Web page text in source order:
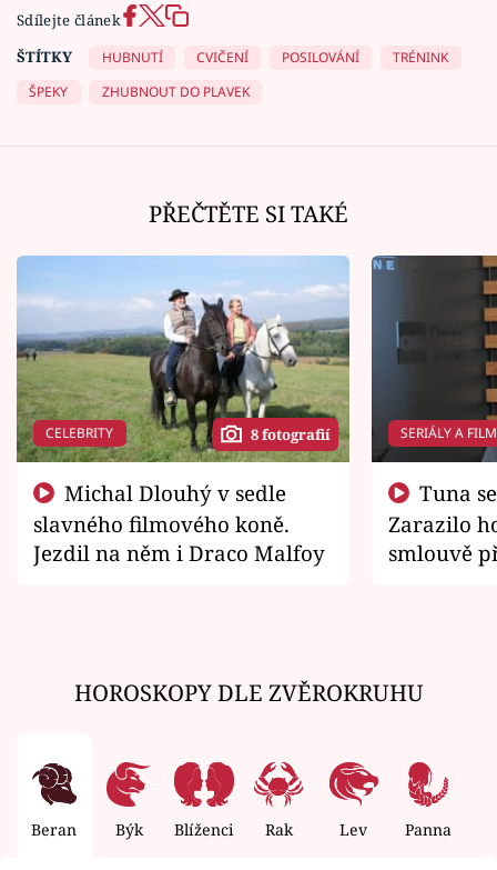
Sdílejte článek
ŠTÍTKY
HUBNUTÍ CVIČENÍ POSILOVÁNÍ
TRÉNINK
ŠPEKY
ZHUBNOUT DO PLAVEK
PŘEČTĚTE SI TAKÉ
CELEBRITY 8 fotografií
slavného filmového koně.
Jezdil na něm i Draco Malfoy
SERIÁLY A
Zarazilo
smlouvě
HOROSKOPY DLE ZVĚROKRUHU
Beran Býk Blíženci Rak Lev Panna